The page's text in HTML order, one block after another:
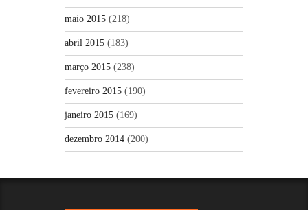
maio 2015 (218)
abril 2015 (183)
março 2015 (238)
fevereiro 2015 (190)
janeiro 2015 (169)
dezembro 2014 (200)